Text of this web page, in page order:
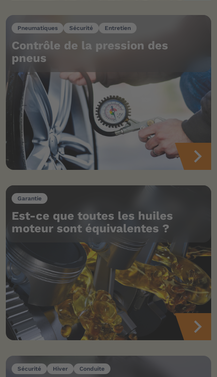
Pneumatiques Sécurité Entretien
Contrôle de la pression des
pneus
Garantie
Est-ce que toutes les huiles
moteur sont équivalentes ?
Sécurité Hiver Conduite